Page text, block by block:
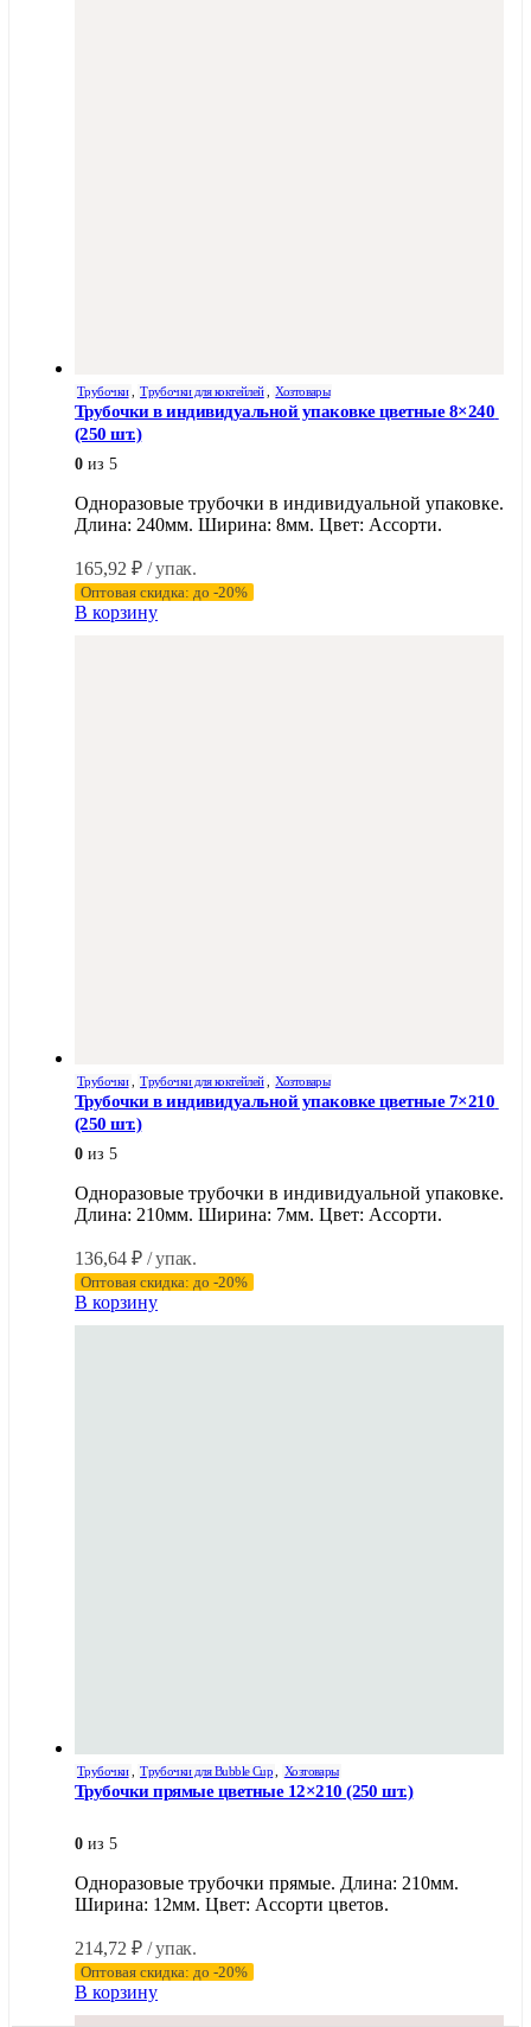
Трубочки , Трубочки для коктейлей, Хозтовары
Трубочки в индивидуальной упаковке цветные 8×240
(250 шт.)
0 из 5
Одноразовые трубочки в индивидуальной упаковке.
Длина: 240мм. Ширина: 8мм. Цвет: Ассорти.
165,92 ₽ / упак.
Оптовая скидка: до -20%
В корзину
Трубочки , Трубочки для коктейлей, Хозтовары
Трубочки в индивидуальной упаковке цветные 7×210
(250 шт.)
0 из 5
Одноразовые трубочки в индивидуальной упаковке.
Длина: 210мм. Ширина: 7мм. Цвет: Ассорти.
136,64 ₽ / упак.
Оптовая скидка: до -20%
В корзину
Трубочки , Трубочки для Bubble Cup, Хозтовары
Трубочки прямые цветные 12×210 (250 шт.)
0 из 5
Одноразовые трубочки прямые. Длина: 210мм.
Ширина: 12мм. Цвет: Ассорти цветов.
214,72 ₽ / упак.
Оптовая скидка: до -20%
В корзину